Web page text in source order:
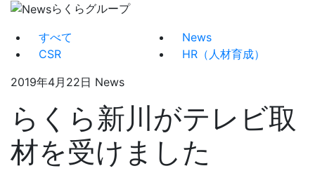
らくらグループ
すべて
News
CSR
HR（人材育成）
2019年4月22日 News
らくら新川がテレビ取
材を受けました